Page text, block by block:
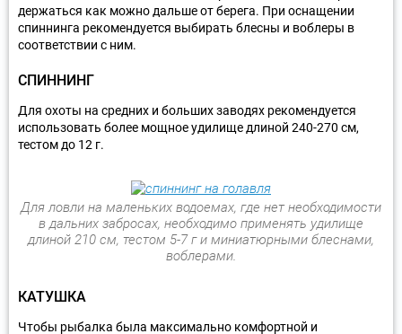
держаться как можно дальше от берега. При оснащении
спиннинга рекомендуется выбирать блесны и воблеры в
соответствии с ним.
СПИННИНГ
Для охоты на средних и больших заводях рекомендуется
использовать более мощное удилище длиной 240-270 см,
тестом до 12 г.
Для ловли на маленьких водоемах, где нет необходимости
в дальних забросах, необходимо применять удилище
длиной 210 см, тестом 5-7 г и миниатюрными блеснами,
воблерами.
КАТУШКА
Чтобы рыбалка была максимально комфортной и